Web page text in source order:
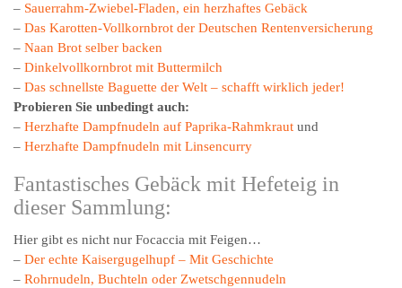
– Sauerrahm-Zwiebel-Fladen, ein herzhaftes Gebäck
– Das Karotten-Vollkornbrot der Deutschen Rentenversicherung
– Naan Brot selber backen
– Dinkelvollkornbrot mit Buttermilch
– Das schnellste Baguette der Welt – schafft wirklich jeder!
Probieren Sie unbedingt auch:
– Herzhafte Dampfnudeln auf Paprika-Rahmkraut und
– Herzhafte Dampfnudeln mit Linsencurry
Fantastisches Gebäck mit Hefeteig in
dieser Sammlung:
Hier gibt es nicht nur Focaccia mit Feigen…
– Der echte Kaisergugelhupf – Mit Geschichte
– Rohrnudeln, Buchteln oder Zwetschgennudeln